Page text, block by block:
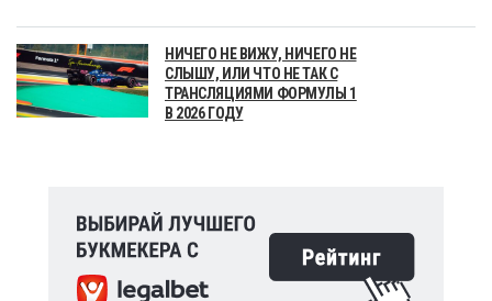
НИЧЕГО НЕ ВИЖУ, НИЧЕГО НЕ
СЛЫШУ, ИЛИ ЧТО НЕ ТАК С
ТРАНСЛЯЦИЯМИ ФОРМУЛЫ 1
В 2026 ГОДУ